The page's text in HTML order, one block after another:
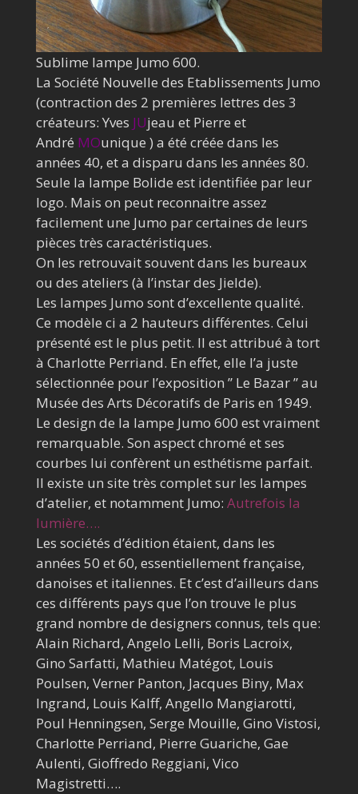
Sublime lampe Jumo 600.
La Société Nouvelle des Etablissements Jumo
(contraction des 2 premières lettres des 3
créateurs: Yves JUjeau et Pierre et
André MOunique ) a été créée dans les
années 40, et a disparu dans les années 80.
Seule la lampe Bolide est identifiée par leur
logo. Mais on peut reconnaitre assez
facilement une Jumo par certaines de leurs
pièces très caractéristiques.
On les retrouvait souvent dans les bureaux
ou des ateliers (à l’instar des Jielde).
Les lampes Jumo sont d’excellente qualité.
Ce modèle ci a 2 hauteurs différentes. Celui
présenté est le plus petit. Il est attribué à tort
à Charlotte Perriand. En effet, elle l’a juste
sélectionnée pour l’exposition ” Le Bazar ” au
Musée des Arts Décoratifs de Paris en 1949.
Le design de la lampe Jumo 600 est vraiment
remarquable. Son aspect chromé et ses
courbes lui confèrent un esthétisme parfait.
Il existe un site très complet sur les lampes
d’atelier, et notamment Jumo: Autrefois la
lumière….
Les sociétés d’édition étaient, dans les
années 50 et 60, essentiellement française,
danoises et italiennes. Et c’est d’ailleurs dans
ces différents pays que l’on trouve le plus
grand nombre de designers connus, tels que:
Alain Richard, Angelo Lelli, Boris Lacroix,
Gino Sarfatti, Mathieu Matégot, Louis
Poulsen, Verner Panton, Jacques Biny, Max
Ingrand, Louis Kalff, Angello Mangiarotti,
Poul Henningsen, Serge Mouille, Gino Vistosi,
Charlotte Perriand, Pierre Guariche, Gae
Aulenti, Gioffredo Reggiani, Vico
Magistretti….